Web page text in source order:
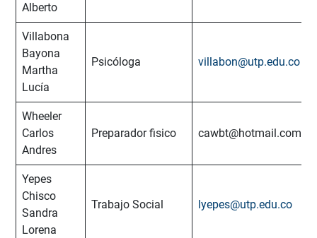
Alberto
Villabona
Bayona
Martha
Lucía
Psicóloga villabon@utp.edu.co
Wheeler
Carlos
Andres
Preparador fisico cawbt@hotmail.com
Yepes
Chisco
Sandra
Lorena
Trabajo Social lyepes@utp.edu.co